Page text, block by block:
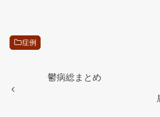
e
症例
鬱病総まとめ